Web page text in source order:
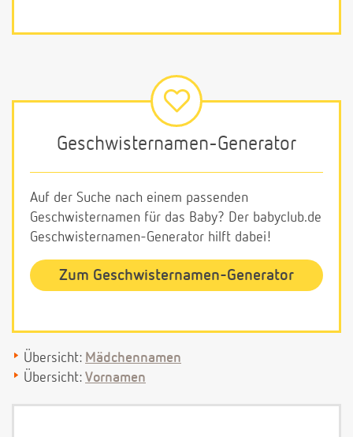
Geschwisternamen-Generator
Auf der Suche nach einem passenden
Geschwisternamen für das Baby? Der babyclub.de
Geschwisternamen-Generator hilft dabei!
Zum Geschwisternamen-Generator
Übersicht: Mädchennamen
Übersicht: Vornamen